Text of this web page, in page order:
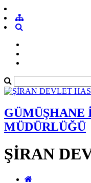
GÜMÜŞHANE
MÜDÜRLÜĞÜ
ŞİRAN